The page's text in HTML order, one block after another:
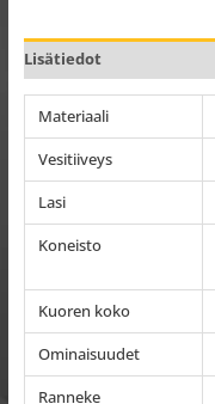
Lisätiedot
Materiaali
Vesitiiveys
Lasi
Koneisto
Kuoren koko
Ominaisuudet
Ranneke